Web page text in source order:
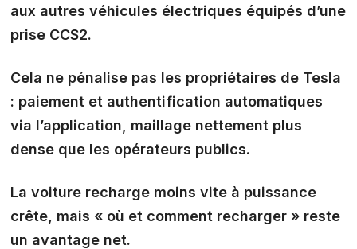
aux autres véhicules électriques équipés d’une
prise CCS2.
Cela ne pénalise pas les propriétaires de Tesla
: paiement et authentification automatiques
via l’application, maillage nettement plus
dense que les opérateurs publics.
La voiture recharge moins vite à puissance
crête, mais « où et comment recharger » reste
un avantage net.